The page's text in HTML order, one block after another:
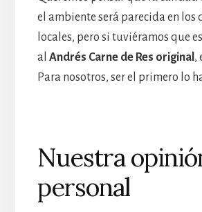
el ambiente será parecida en los
locales, pero si tuviéramos que
al Andrés Carne de Res original ,
Para nosotros, ser el primero lo
Nuestra
personal